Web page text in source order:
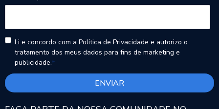
Li e concordo com a Política de Privacidade e autorizo o
tratamento dos meus dados para fins de marketing e
publicidade.*